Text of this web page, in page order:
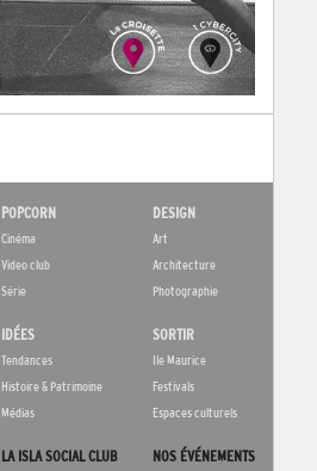
POPCORN
Cinéma
Video club
Série
DESIGN
Art
Architecture
Photographie
IDÉES
Tendances
Histoire & Patrimoine
Médias
SORTIR
Ile Maurice
Festivals
Espaces culturels
LA ISLA SOCIAL CLUB NOS ÉVÉNEMENTS